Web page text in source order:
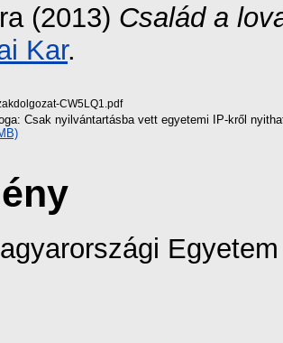
(2013) Család a
Kar.
CW5LQ1.pdf
Csak nyilvántartásba vett egyetemi IP-kről
Egyetem